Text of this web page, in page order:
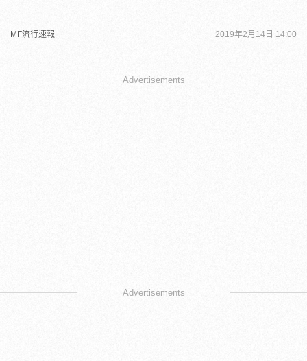
MF流行速報 2019年2月14日 14:00
Advertisements
Advertisements